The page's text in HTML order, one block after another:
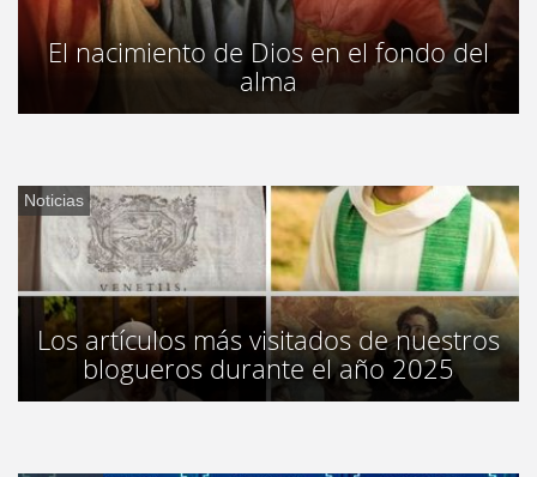
El nacimiento de Dios en el fondo del
alma
Noticias
Los artículos más visitados de nuestros
blogueros durante el año 2025